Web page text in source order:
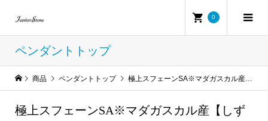
0
ペンダントトップ
商品 ペンダントトップ 極上スフェーンSA※マダガスカル産【しずく形カボションカット】ワイヤーラップペンダントトップ（Mサイズ）
極上スフェーンSA※マダガスカル産【しず